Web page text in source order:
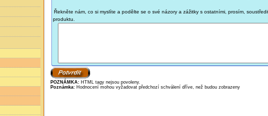
Řekněte nám, co si myslíte a podělte se o své názory a zážitky s ostatními, prosím,
produktu.
POZNÁMKA: HTML tagy nejsou povoleny.
Poznámka: Hodnocení mohou vyžadovat předchozí schválení dříve, než budou zobrazeny